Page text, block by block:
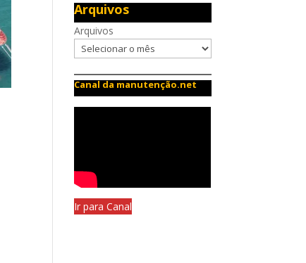
Arquivos
Arquivos
Canal da manutenção.net
Ir para Canal